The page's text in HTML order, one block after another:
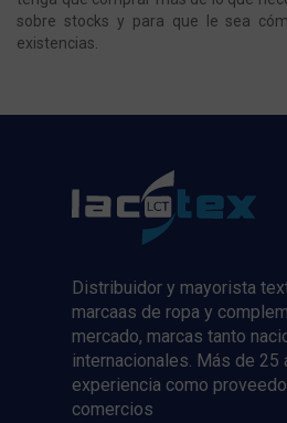
sobre stocks y para que le sea
existencias.
Distribuidor y mayorista
marcaas de ropa y
mercado, marcas tanto
internacionales. Más de 25
experiencia como
comercios